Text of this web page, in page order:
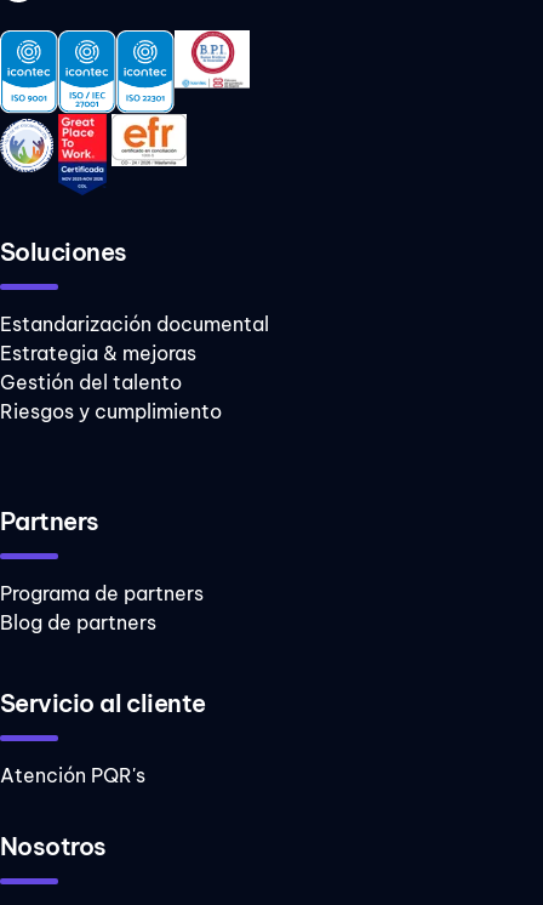
amor propio
apps didácticas
autoestima
beneficios scrum
asertiva
organizacional
comunicación
toxica equipos
empoderamiento
femenino
sostenible
esencia
Soluciones
Estandarización documental
Estrategia & mejoras
Gestión del talento
Riesgos y cumplimiento
Partners
Programa de partners
Blog de partners
Servicio al cliente
Atención PQR's
Nosotros